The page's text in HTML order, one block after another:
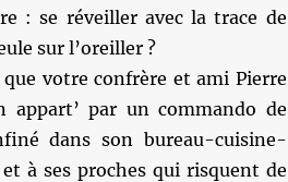
: se réveiller avec la trace de
sur l’oreiller ?
votre confrère et ami Pierre
appart’ par un commando de
dans son bureau-cuisine-
à ses proches qui risquent de